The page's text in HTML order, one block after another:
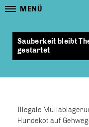
MENÜ
Sauberkeit bleibt
gestartet
Illegale
Hundekot auf